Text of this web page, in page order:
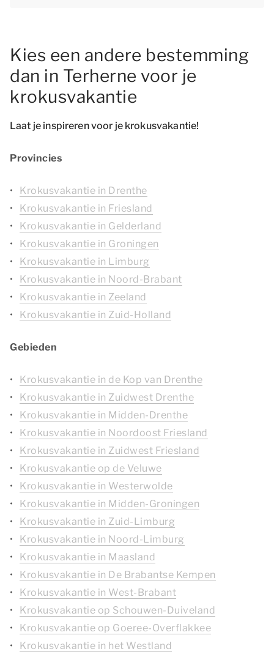
Kies een andere bestemming
dan in Terherne voor je
krokusvakantie
Laat je inspireren voor je krokusvakantie!
Provincies
Krokusvakantie in Drenthe
Krokusvakantie in Friesland
Krokusvakantie in Gelderland
Krokusvakantie in Groningen
Krokusvakantie in Limburg
Krokusvakantie in Noord-Brabant
Krokusvakantie in Zeeland
Krokusvakantie in Zuid-Holland
Gebieden
Krokusvakantie in de Kop van Drenthe
Krokusvakantie in Zuidwest Drenthe
Krokusvakantie in Midden-Drenthe
Krokusvakantie in Noordoost Friesland
Krokusvakantie in Zuidwest Friesland
Krokusvakantie op de Veluwe
Krokusvakantie in Westerwolde
Krokusvakantie in Midden-Groningen
Krokusvakantie in Zuid-Limburg
Krokusvakantie in Noord-Limburg
Krokusvakantie in Maasland
Krokusvakantie in De Brabantse Kempen
Krokusvakantie in West-Brabant
Krokusvakantie op Schouwen-Duiveland
Krokusvakantie op Goeree-Overflakkee
Krokusvakantie in het Westland